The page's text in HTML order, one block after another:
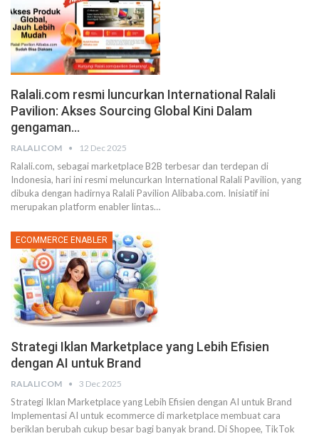
Ralali.com resmi luncurkan International Ralali
Pavilion: Akses Sourcing Global Kini Dalam
gengaman…
RALALICOM 12 Dec 2025
Ralali.com, sebagai marketplace B2B terbesar dan terdepan di
Indonesia, hari ini resmi meluncurkan International Ralali Pavilion, yang
dibuka dengan hadirnya Ralali Pavilion Alibaba.com. Inisiatif ini
merupakan platform enabler lintas…
ECOMMERCE ENABLER
Strategi Iklan Marketplace yang Lebih Efisien
dengan AI untuk Brand
RALALICOM 3 Dec 2025
Strategi Iklan Marketplace yang Lebih Efisien dengan AI untuk Brand
Implementasi AI untuk ecommerce di marketplace membuat cara
beriklan berubah cukup besar bagi banyak brand. Di Shopee, TikTok